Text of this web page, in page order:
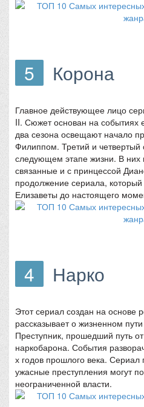
5 Корона
Главное действующее лицо
II. Сюжет основан на событиях
два сезона освещают начало
Филиппом. Третий и четвертый
следующем этапе жизни. В них
связанные и с принцессой
продолжение сериала,
Елизаветы до настоящего
4 Нарко
Этот сериал создан на основе
рассказывает о жизненном
Преступник, прошедший путь
наркобарона. События
х годов прошлого века. Сериал
ужасные преступления могут
неограниченной власти.